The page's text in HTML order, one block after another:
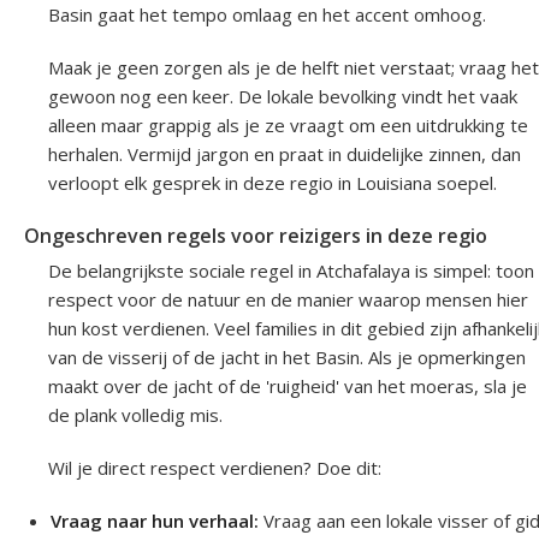
Basin gaat het tempo omlaag en het accent omhoog.
Maak je geen zorgen als je de helft niet verstaat; vraag het
gewoon nog een keer. De lokale bevolking vindt het vaak
alleen maar grappig als je ze vraagt om een uitdrukking te
herhalen. Vermijd jargon en praat in duidelijke zinnen, dan
verloopt elk gesprek in deze regio in Louisiana soepel.
Ongeschreven regels voor reizigers in deze regio
De belangrijkste sociale regel in Atchafalaya is simpel: toon
respect voor de natuur en de manier waarop mensen hier
hun kost verdienen. Veel families in dit gebied zijn
van de visserij of de jacht in het Basin. Als je opmerkingen
maakt over de jacht of de 'ruigheid' van het moeras, sla je
de plank volledig mis.
Wil je direct respect verdienen? Doe dit:
Vraag naar hun verhaal: Vraag aan een lokale visser of